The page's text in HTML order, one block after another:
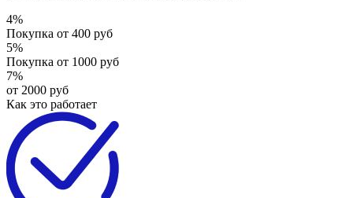
4%
Покупка от 400 руб
5%
Покупка от 1000 руб
7%
от 2000 руб
Как это работает